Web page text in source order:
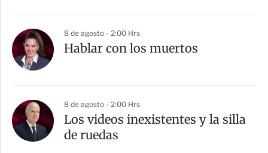
8 de agosto - 2:00 Hrs
Hablar con los muertos
8 de agosto - 2:00 Hrs
Los videos inexistentes y la silla
de ruedas